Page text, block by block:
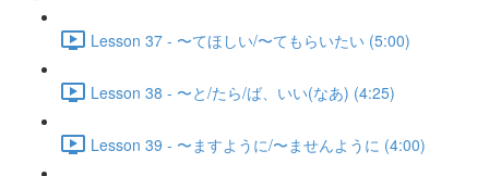
Lesson 37 - 〜てほしい/〜てもらいたい (5:00)
Lesson 38 - 〜と/たら/ば、いい(なあ) (4:25)
Lesson 39 - 〜ますように/〜ませんように (4:00)